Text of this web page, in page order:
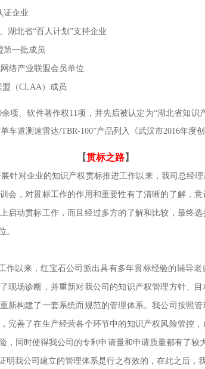
证企业
湖北省“百人计划”支持企业
第一批成员
络产业联盟会员单位
盟（CLAA）成员
项、软件著作权11项，并先后被认定为“湖北省知识
车道测速雷达/TBR-100”产品列入《武汉市2016年度
【贯标之路】
针对企业的知识产权贯标推进工作以来，我司总经
会，对贯标工作的作用和重要性有了清晰的了解，
启动贯标工作，而且经过多方的了解和比较，最终
。
作以来，红宝石公司派出具有多年贯标经验的辅导
现场诊断，并重新对我公司的知识产权管理方针、
新构建了一套系统而规范的管理体系。我公司按照
完善了在生产经营各个环节中的知识产权风险管控
，同时使得我公司的专利申请量和申请质量都有了较
明我公司建立的管理体系是行之有效的，在此之后，